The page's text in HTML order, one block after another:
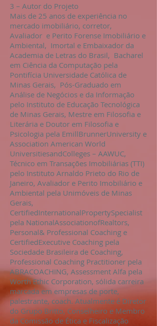
3 – Autor do Projeto
Mais de 25 anos de experiência no
mercado imobiliário, corretor,
Avaliador e Perito Forense Imobiliário e
Ambiental, Imortal e Embaixador da
Academia de Letras do Brasil, Bacharel
em Ciência da Computação pela
Pontifícia Universidade Católica de
Minas Gerais, Pós-Graduado em
Análise de Negócios e da Informação
pelo Instituto de Educação Tecnológica
de Minas Gerais, Mestre em Filosofia e
Literária e Doutor em Filosofia e
Psicologia pela EmillBrunnerUniversity e
Association American World
UniversitiesandColleges – AAWUC,
Técnico em Transações Imobiliárias (TTI)
pelo Instituto Arnaldo Prieto do Rio de
Janeiro, Avaliador e Perito Imobiliário e
Ambiental pela Unimóveis de Minas
Gerais,
CertifiedInternationalPropertySpecialist
pela NationalAssociationofRealtors,
Personal& Professional Coaching e
CertifiedExecutive Coaching pela
Sociedade Brasileira de Coaching,
Professional Coaching Practitioner pela
ABRACOACHING, Assessment Alfa pela
Worth Ethic Corporation, sólida carreira
marcada em empresas de porte,
palestrante, coach. Atualmente é Diretor
do Grupo Britto, Conselheiro e Membro
da Comissão de Ética e Fiscalização